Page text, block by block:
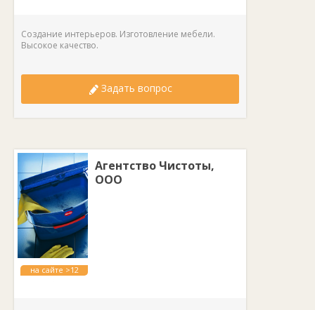
Создание интерьеров. Изготовление мебели.
Высокое качество.
Задать вопрос
на сайте >12
лет
Агентство Чистоты,
ООО